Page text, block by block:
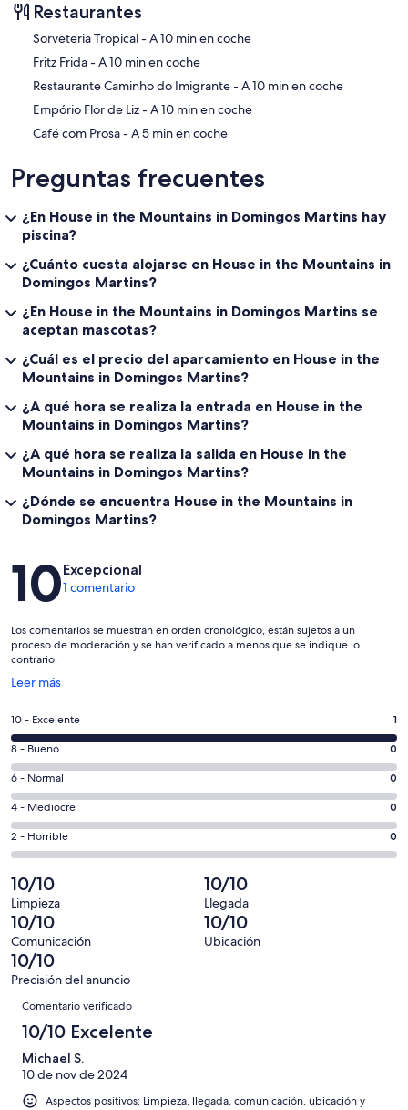
Restaurantes
‪Sorveteria Tropical - ‬A 10 min en coche
‪Fritz Frida - ‬A 10 min en coche
‪Restaurante Caminho do Imigrante - ‬A 10 min en coche
‪Empório Flor de Liz - ‬A 10 min en coche
‪Café com Prosa - ‬A 5 min en coche
Preguntas frecuentes
¿En House in the Mountains in Domingos Martins hay
piscina?
¿Cuánto cuesta alojarse en House in the Mountains in
Domingos Martins?
¿En House in the Mountains in Domingos Martins se
aceptan mascotas?
¿Cuál es el precio del aparcamiento en House in the
Mountains in Domingos Martins?
¿A qué hora se realiza la entrada en House in the
Mountains in Domingos Martins?
¿A qué hora se realiza la salida en House in the
Mountains in Domingos Martins?
¿Dónde se encuentra House in the Mountains in
Domingos Martins?
Comentarios
10Excepcional
1 comentario
Los comentarios se muestran en orden cronológico, están sujetos a un
proceso de moderación y se han verificado a menos que se indique lo
contrario.
Leer más
Se
en
una
ventana
nueva
1
comentarios
de
un
total
de
1
con
una
puntuación
de
10
-
Excelente
10 - Excelente 1
0
comentarios
de
un
total
de
con
una
puntuación
de
8
-
Bueno
8 - Bueno 0
0
comentarios
de
un
total
de
1
con
una
puntuación
de
6
Normal
6 - Normal 0
0
comentarios
de
total
de
1
con
una
puntuación
de
Mediocre
4 - Mediocre 0
0
comentarios
de
un
total
de
1
con
puntuación
de
2 - Horrible 0
10/10
Limpieza
10/10
Llegada
10/10
Comunicación
10/10
Ubicación
10/10
Precisión del anuncio
Comentarios
Comentario verificado
10/10 Excelente
Michael S.
10 de nov de 2024
Aspectos positivos: Limpieza, llegada, comunicación, ubicación y